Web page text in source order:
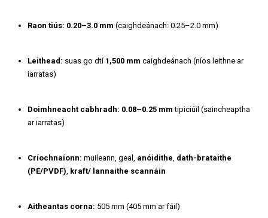
Raon tiús: 0.20–3.0 mm (caighdeánach: 0.25–2.0 mm)
Leithead: suas go dtí 1,500 mm caighdeánach (níos leithne ar
iarratas)
Doimhneacht cabhradh: 0.08–0.25 mm tipiciúil (saincheaptha
ar iarratas)
Críochnaíonn: muileann, geal, anóidithe dath-brataithe
(PE/PVDF) kraft/ lannaithe scannáin
Aitheantas corna: 505 mm (405 mm ar fáil)